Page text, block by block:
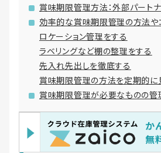
賞味期限管理方法：外部パート
効率的な賞味期限管理の方法や
ロケーション管理をする
ラベリングなど棚の整理をする
先入れ先出しを徹底する
賞味期限管理の方法を定期的に
賞味期限管理が必要なものの